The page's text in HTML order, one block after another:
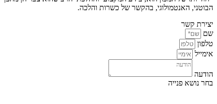
הבוטני, האנטמולוגי, בהקשר של כשרות והלכה.
יצירת קשר
שם
טלפון
אימייל
הודעה
בחר נושא פנייה